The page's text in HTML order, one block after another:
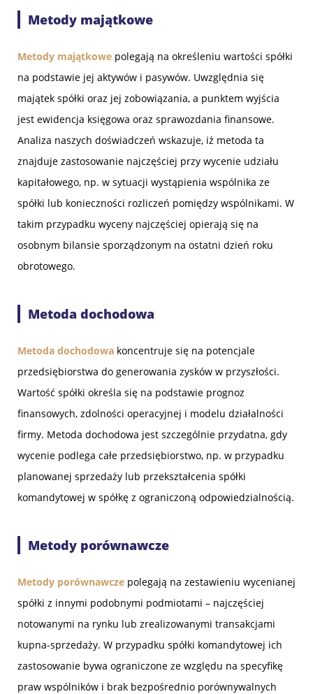
Metody majątkowe
Metody majątkowe polegają na określeniu wartości spółki
na podstawie jej aktywów i pasywów. Uwzględnia się
majątek spółki oraz jej zobowiązania, a punktem wyjścia
jest ewidencja księgowa oraz sprawozdania finansowe.
Analiza naszych doświadczeń wskazuje, iż metoda ta
znajduje zastosowanie najczęściej przy wycenie udziału
kapitałowego, np. w sytuacji wystąpienia wspólnika ze
spółki lub konieczności rozliczeń pomiędzy wspólnikami. W
takim przypadku wyceny najczęściej opierają się na
osobnym bilansie sporządzonym na ostatni dzień roku
obrotowego.
Metoda dochodowa
Metoda dochodowa koncentruje się na potencjale
przedsiębiorstwa do generowania zysków w przyszłości.
Wartość spółki określa się na podstawie prognoz
finansowych, zdolności operacyjnej i modelu działalności
firmy. Metoda dochodowa jest szczególnie przydatna, gdy
wycenie podlega całe przedsiębiorstwo, np. w przypadku
planowanej sprzedaży lub przekształcenia spółki
komandytowej w spółkę z ograniczoną odpowiedzialnością.
Metody porównawcze
Metody porównawcze polegają na zestawieniu wycenianej
spółki z innymi podobnymi podmiotami – najczęściej
notowanymi na rynku lub zrealizowanymi transakcjami
kupna-sprzedaży. W przypadku spółki komandytowej ich
zastosowanie bywa ograniczone ze względu na specyfikę
praw wspólników i brak bezpośrednio porównywalnych